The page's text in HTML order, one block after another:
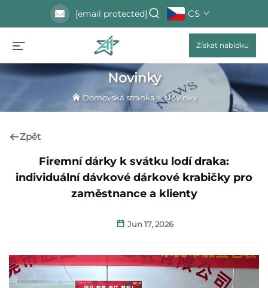
[email protected] CS
Získat nabídku
Novinky
Domovská stránka >Novinky
Zpět
Firemní dárky k svátku lodí draka:
individuální dávkové dárkové krabičky pro
zaměstnance a klienty
Jun 17, 2026